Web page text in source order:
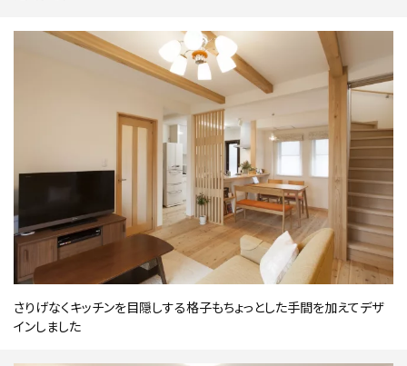
さりげなくキッチンを目隠しする格子もちょっとした手間を加えてデザ
インしました